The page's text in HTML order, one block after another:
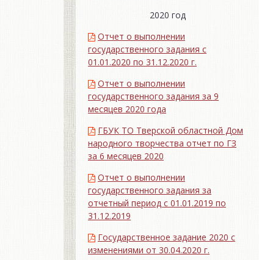
2020 год
Отчет о выполнении
государственного задания с
01.01.2020 по 31.12.2020 г.
Отчет о выполнении
государственного задания за 9
месяцев 2020 года
ГБУК ТО Тверской областной Дом
народного творчества отчет по ГЗ
за 6 месяцев 2020
Отчет о выполнении
государственного задания за
отчетный период с 01.01.2019 по
31.12.2019
Государственное задание 2020 с
изменениями от 30.04.2020 г.